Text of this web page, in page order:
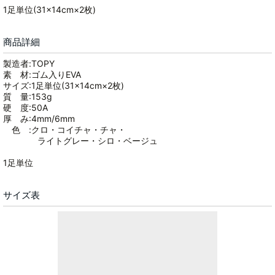
1足単位(31×14cm×2枚)
商品詳細
製造者:TOPY
素 材:ゴム入りEVA
サイズ:1足単位(31×14cm×2枚)
質 量:153g
硬 度:50A
厚 み:4mm/6mm
色 :クロ・コイチャ・チャ・
ライトグレー・シロ・ベージュ
1足単位
サイズ表